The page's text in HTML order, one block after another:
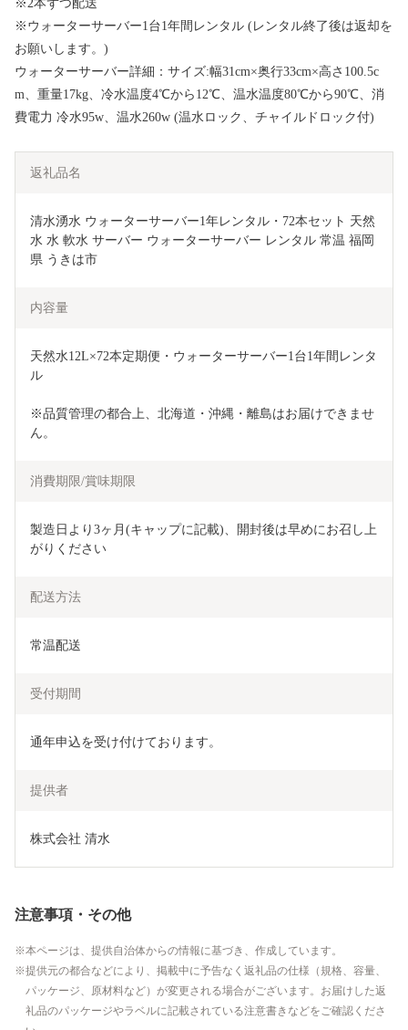
※2本ずつ配送
※ウォーターサーバー1台1年間レンタル (レンタル終了後は返却を
お願いします。)
ウォーターサーバー詳細：サイズ:幅31cm×奥行33cm×高さ100.5c
m、重量17kg、冷水温度4℃から12℃、温水温度80℃から90℃、消
費電力 冷水95w、温水260w (温水ロック、チャイルドロック付)
返礼品名
清水湧水 ウォーターサーバー1年レンタル・72本セット 天然
水 水 軟水 サーバー ウォーターサーバー レンタル 常温 福岡
県 うきは市
内容量
天然水12L×72本定期便・ウォーターサーバー1台1年間レンタ
ル
※品質管理の都合上、北海道・沖縄・離島はお届けできませ
ん。
消費期限/賞味期限
製造日より3ヶ月(キャップに記載)、開封後は早めにお召し上
がりください
配送方法
常温配送
受付期間
通年申込を受け付けております。
提供者
株式会社 清水
注意事項・その他
本ページは、提供自治体からの情報に基づき、作成しています。
提供元の都合などにより、掲載中に予告なく返礼品の仕様（規格、容量、
パッケージ、原材料など）が変更される場合がございます。お届けした返
礼品のパッケージやラベルに記載されている注意書きなどをご確認くださ